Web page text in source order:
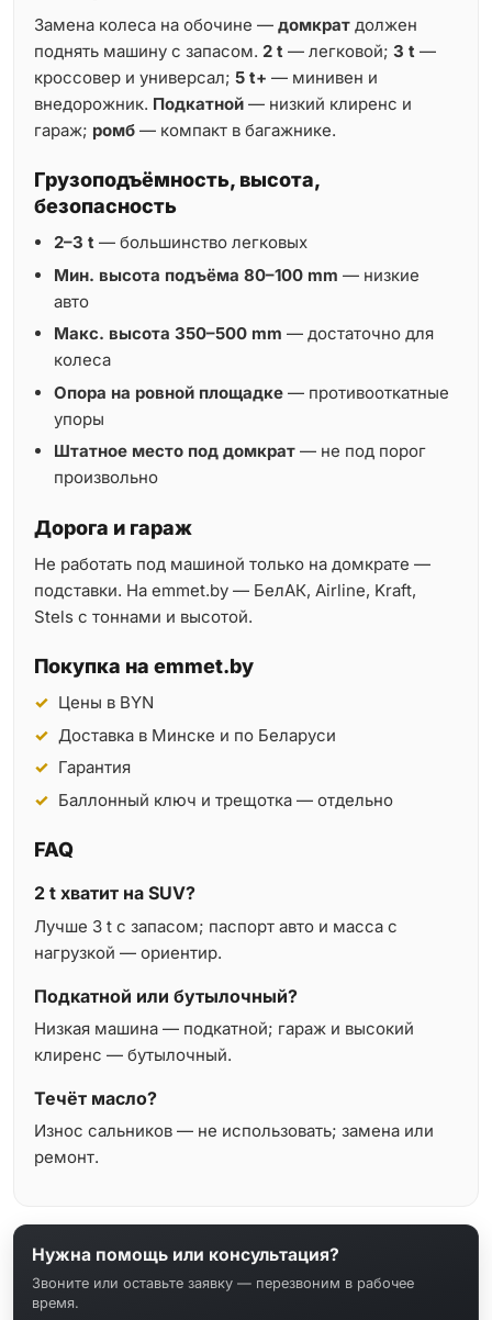
Замена колеса на обочине — домкрат должен
поднять машину с запасом. 2 t — легковой; 3 t —
кроссовер и универсал; 5 t+ — минивен и
внедорожник. Подкатной — низкий клиренс и
гараж; ромб — компакт в багажнике.
Грузоподъёмность, высота,
безопасность
2–3 t — большинство легковых
Мин. высота подъёма 80–100 mm — низкие
авто
Макс. высота 350–500 mm — достаточно для
колеса
Опора на ровной площадке — противооткатные
упоры
Штатное место под домкрат — не под порог
произвольно
Дорога и гараж
Не работать под машиной только на домкрате —
подставки. На emmet.by — БелАК, Airline, Kraft,
Stels с тоннами и высотой.
Покупка на emmet.by
Цены в BYN
Доставка в Минске и по Беларуси
Гарантия
Баллонный ключ и трещотка — отдельно
FAQ
2 t хватит на SUV?
Лучше 3 t с запасом; паспорт авто и масса с
нагрузкой — ориентир.
Подкатной или бутылочный?
Низкая машина — подкатной; гараж и высокий
клиренс — бутылочный.
Течёт масло?
Износ сальников — не использовать; замена или
ремонт.
Нужна помощь или консультация?
Звоните или оставьте заявку — перезвоним в рабочее
время.